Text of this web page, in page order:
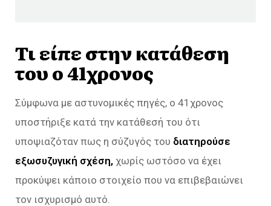
Τι είπε στην κατάθεση
του ο 41χρονος
Σύμφωνα με αστυνομικές πηγές, ο 41χρονος
υποστήριξε κατά την κατάθεσή του ότι
υποψιαζόταν πως η σύζυγός του διατηρούσε
εξωσυζυγική σχέση, χωρίς ωστόσο να έχει
προκύψει κάποιο στοιχείο που να επιβεβαιώνει
τον ισχυρισμό αυτό.